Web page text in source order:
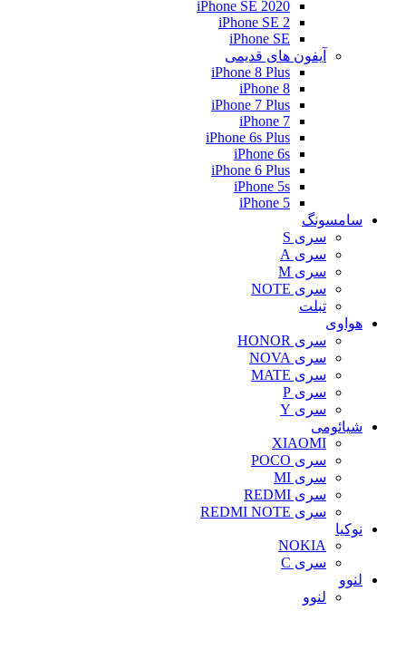
iPhone SE 2020
iPhone SE 2
iPhone SE
آیفون های قدیمی
iPhone 8 Plus
iPhone 8
iPhone 7 Plus
iPhone 7
iPhone 6s Plus
iPhone 6s
iPhone 6 Plus
iPhone 5s
iPhone 5
سامسونگ
سری S
سری A
سری M
سری NOTE
تبلت
هواوی
سری HONOR
سری NOVA
سری MATE
سری P
سری Y
شیائومی
XIAOMI
سری POCO
سری MI
سری REDMI
سری REDMI NOTE
نوکیا
NOKIA
سری C
لنوو
لنوو